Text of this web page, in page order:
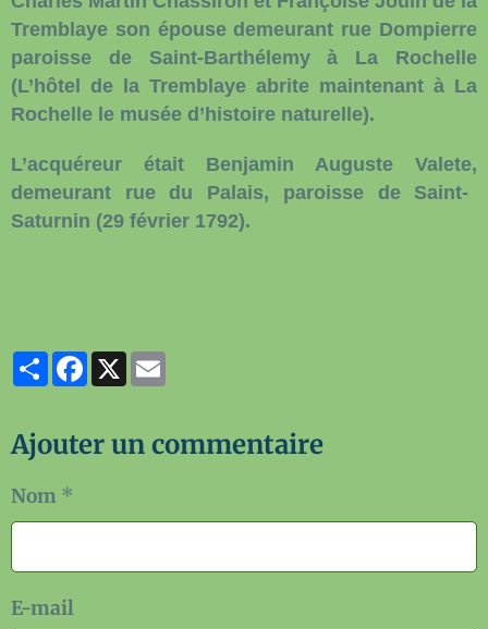
Tremblaye son épouse demeurant rue Dompierre
paroisse de Saint-Barthélemy à La Rochelle
(L’hôtel de la Tremblaye abrite maintenant à La
Rochelle le musée d’histoire naturelle).
L’acquéreur était Benjamin Auguste Valete,
demeurant rue du Palais, paroisse de Saint-
Saturnin (29 février 1792).
PartagerFacebook
X
Ajouter un commentaire
Nom
E-mail